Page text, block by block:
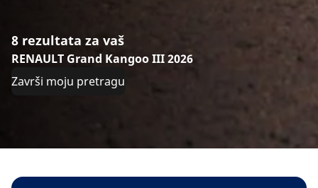
8 rezultata za vaš
RENAULT Grand Kangoo III 2026
Završi moju pretragu